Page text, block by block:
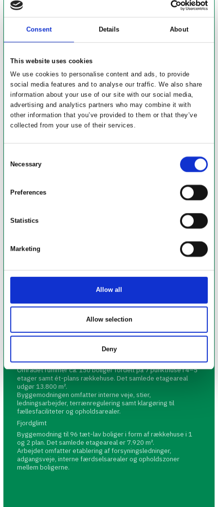
Consent Details About
This website uses cookies
We use cookies to personalise content and ads, to provide
social media features and to analyse our traffic. We also share
information about your use of our site with our social media,
advertising and analytics partners who may combine it with
other information that you’ve provided to them or that they’ve
collected from your use of their services.
Selection
Necessary
Preferences
Statistics
Marketing
Allow all
Allow selection
Deny
Byggemodning – Herredsåsen, Kalundborg
Byggesagen omfatter den samlede byggemodning af
delområder. Projektet udføres i perioden 2024–2026 og
dækker etablering af infrastruktur og byggemodning til i alt
280 boliger fordelt på tæt-lav bebyggelse og punkthuse.
Byggemodning til både punkthuse og tæt-lav boliger.
Området rummer ca. 150 boliger fordelt på 7 punkthuse i 4–5
etager samt ét-plans rækkehuse. Det samlede etageareal
udgør 13.800 m².
Byggemodningen omfatter interne veje, stier,
ledningsarbejder, terrænregulering samt klargøring til
fællesfaciliteter og opholdsarealer.
Fjordglimt
Byggemodning til 96 tæt-lav boliger i form af rækkehuse i 1
og 2 plan. Det samlede etageareal er 7.920 m².
Arbejdet omfatter etablering af forsyningsledninger,
adgangsveje, interne færdselsarealer og opholdszoner
mellem boligerne.